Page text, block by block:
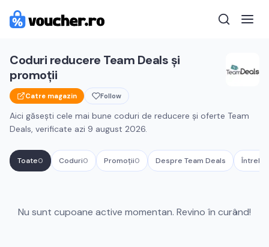
Coduri reducere Team Deals și
promoții
Catre magazin Follow
Aici găsești cele mai bune coduri de reducere și oferte Team
Deals, verificate azi 9 august 2026.
Toate0 Coduri0 Promoții0 Despre Team Deals
Nu sunt cupoane active momentan. Revino în curând!